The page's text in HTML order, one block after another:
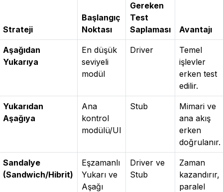
Strateji
Başlangıç
Noktası
Gereken
Test
Saplaması
Avantajı
Aşağıdan
Yukarıya
En düşük
seviyeli
modül
Driver
Temel
işlevler
erken test
edilir.
Yukarıdan
Aşağıya
Ana
kontrol
modülü/UI
Stub
Mimari ve
ana akış
erken
doğrulanır.
Sandalye
(Sandwich/Hibrit)
Eşzamanlı
Yukarı ve
Aşağı
Driver ve
Stub
Zaman
kazandırır,
paralel